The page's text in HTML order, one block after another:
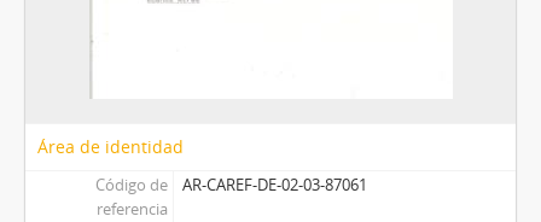
Área de identidad
Código de
referencia
AR-CAREF-DE-02-03-87061